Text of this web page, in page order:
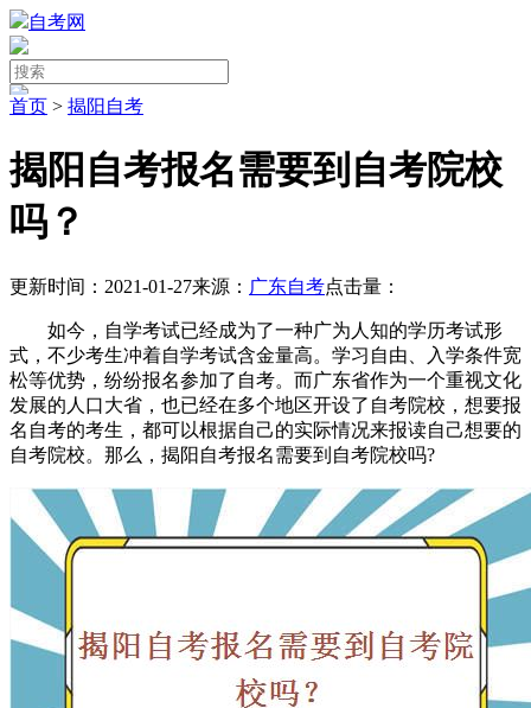
自考网
首页 > 揭阳自考
揭阳自考报名需要到自考院校
吗？
更新时间：2021-01-27来源： 广东自考点击量：
如今，自学考试已经成为了一种广为人知的学历考试形
式，不少考生冲着自学考试含金量高。学习自由、入学条件宽
松等优势，纷纷报名参加了自考。而广东省作为一个重视文化
发展的人口大省，也已经在多个地区开设了自考院校，想要报
名自考的考生，都可以根据自己的实际情况来报读自己想要的
自考院校。那么，揭阳自考报名需要到自考院校吗?